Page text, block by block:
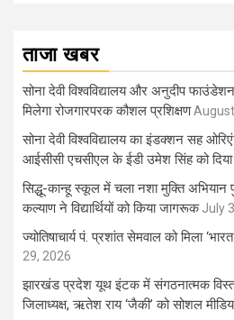
ताजा खबर
सोना देवी विश्वविद्यालय और अनुदीप फाउंडेशन
मिलेगा रोजगारपरक कौशल प्रशिक्षण
सोना देवी विश्वविद्यालय का इंडक्शन सह
आईसीसी एचसीएल के ईडी उमेश सिंह को
सिद्धू-कान्हू स्कूल में चला नशा मुक्ति अभियान
कल्याण ने विद्यार्थियों को किया जागरूक July
ज्योतिषाचार्य पं. प्रशांत सेमवाल को मिला
29, 2026
झारखंड प्रदेश यूथ इंटक में संगठनात्मक
जिलाध्यक्ष, ऋतेश राय ‘जैकी’ को सोशल